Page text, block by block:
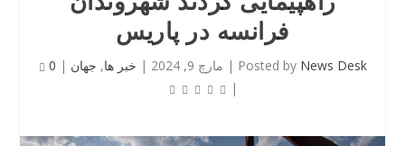
فرانسه در پاریس
Posted by News Desk
| مارچ 9, 2024 | خبر ها, جهان |
0
|